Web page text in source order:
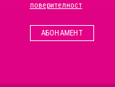
поверителност
АБОНАМЕНТ